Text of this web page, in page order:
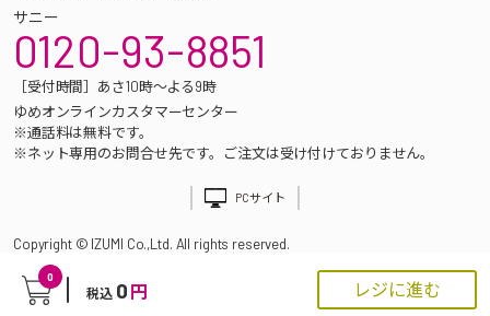
0
税込 0 円 レジに進む
サニー
0120-93-8851
［受付時間］あさ10時～よる9時
ゆめオンラインカスタマーセンター
※通話料は無料です。
※ネット専用のお問合せ先です。ご注文は受け付けておりません。
PCサイト
Copyright © IZUMI Co.,Ltd. All rights reserved.